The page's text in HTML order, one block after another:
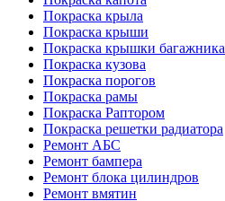
Покраска крыла
Покраска крыши
Покраска крышки багажника
Покраска кузова
Покраска порогов
Покраска рамы
Покраска Раптором
Покраска решетки радиатора
Ремонт АБС
Ремонт бампера
Ремонт блока цилиндров
Ремонт вмятин